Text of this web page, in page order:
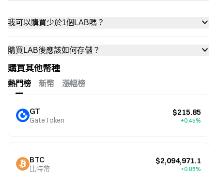
我可以購買少於1個LAB嗎？
購買LAB後應該如何存儲？
購買其他幣種
熱門榜 新幣 漲幅榜
GT
GateToken
$215.85
+0.45%
BTC
比特幣
$2,094,971.1
+0.85%